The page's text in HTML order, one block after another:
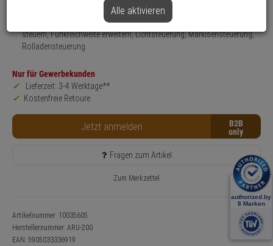
Innenbereich
Tor-Antrieb steuern, Zwischenstecker steuern, Funkantrieb
steuern, Funkreichweite erweitern, Lichtsteuerung, Markisensteuerung,
Rolladensteuerung
Nur für Gewerbekunden
Lieferzeit: 3-4 Werktage**
Kostenfreie Retoure
Jetzt anmelden B2B
Fragen zum Artikel
Zum Merkzettel
Artikelnummer: 10035605
Herstellernummer: ARU-200
EAN: 5905033336919
Alle aktivieren